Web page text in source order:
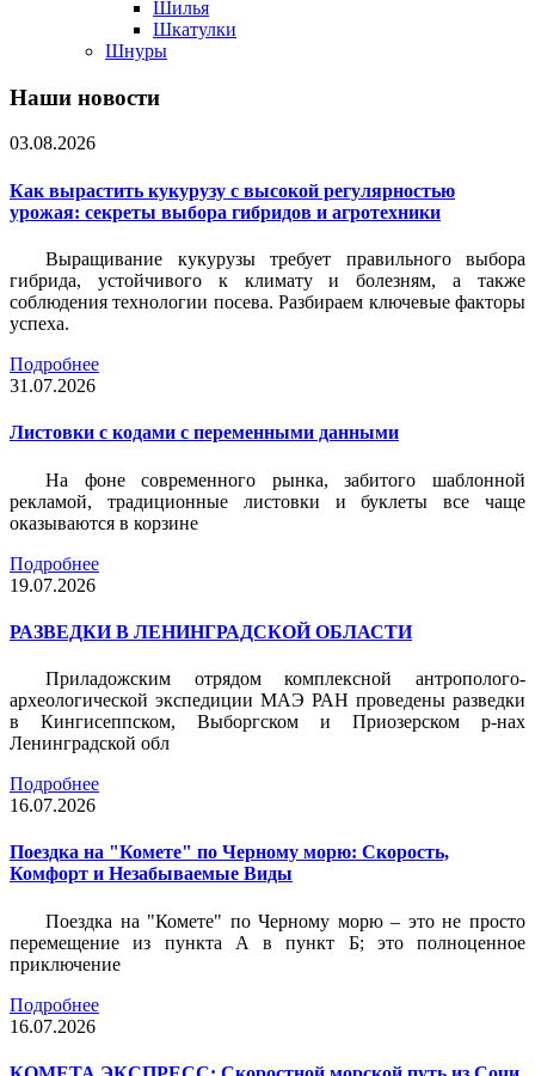
Шилья
Шкатулки
Шнуры
Наши новости
03.08.2026
Как вырастить кукурузу с высокой регулярностью
урожая: секреты выбора гибридов и агротехники
Выращивание кукурузы требует правильного выбора
гибрида, устойчивого к климату и болезням, а также
соблюдения технологии посева. Разбираем ключевые факторы
успеха.
Подробнее
31.07.2026
Листовки c кодами с переменными данными
На фоне современного рынка, забитого шаблонной
рекламой, традиционные листовки и буклеты все чаще
оказываются в корзине
Подробнее
19.07.2026
РАЗВЕДКИ В ЛЕНИНГРАДСКОЙ ОБЛАСТИ
Приладожским отрядом комплексной антрополого-
археологической экспедиции МАЭ РАН проведены разведки
в Кингисеппском, Выборгском и Приозерском р-нах
Ленинградской обл
Подробнее
16.07.2026
Поездка на "Комете" по Черному морю: Скорость,
Комфорт и Незабываемые Виды
Поездка на "Комете" по Черному морю – это не просто
перемещение из пункта А в пункт Б; это полноценное
приключение
Подробнее
16.07.2026